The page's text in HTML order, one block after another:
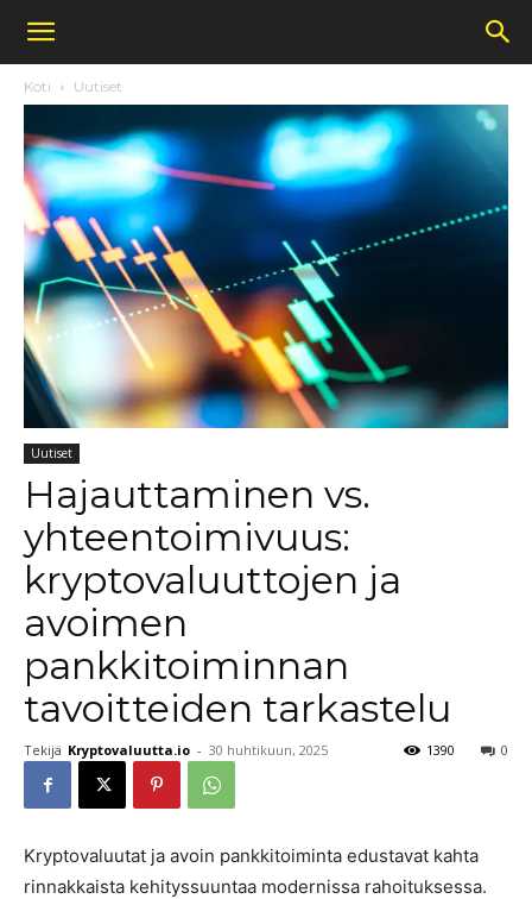
Koti Uutiset
Uutiset
Hajauttaminen vs.
yhteentoimivuus:
kryptovaluuttojen ja
avoimen
pankkitoiminnan
tavoitteiden tarkastelu
Tekijä Kryptovaluutta.io - 30 huhtikuun, 2025 0
1390
Kryptovaluutat ja avoin pankkitoiminta edustavat kahta
rinnakkaista kehityssuuntaa modernissa rahoituksessa.